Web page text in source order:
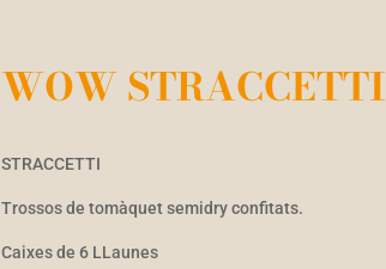
WOW STRACCETTI
STRACCETTI
Trossos de tomàquet semidry confitats.
Caixes de 6 LLaunes